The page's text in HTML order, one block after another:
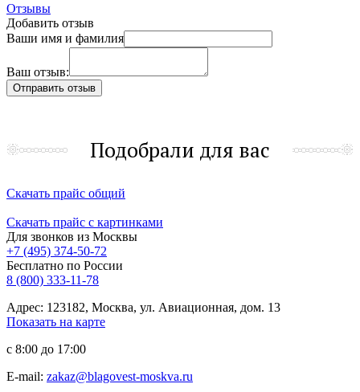
Отзывы
Добавить отзыв
Ваши имя и фамилия
Ваш отзыв:
Подобрали для вас
Скачать прайс общий
Скачать прайс с картинками
Для звонков из Москвы
+7 (495) 374-50-72
Бесплатно по России
8 (800) 333-11-78
Адрес: 123182, Москва, ул. Авиационная, дом. 13
Показать на карте
с 8:00 до 17:00
E-mail: zakaz@blagovest-moskva.ru